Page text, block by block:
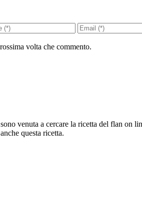
volta che commento.
venuta a cercare la ricetta del flan
questa ricetta.